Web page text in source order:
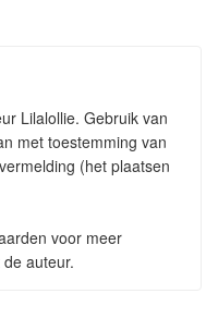
Lilalollie. Gebruik van
met toestemming van
(het plaatsen
voor meer
auteur.